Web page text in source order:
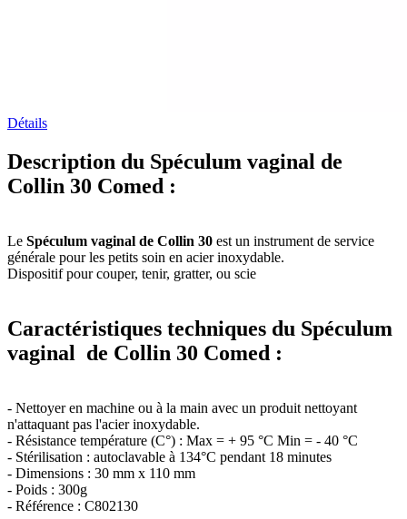
Détails
Description du Spéculum vaginal de
Collin 30 Comed :
Le Spéculum vaginal de Collin 30 est un instrument de service
générale pour les petits soin en acier inoxydable.
Dispositif pour couper, tenir, gratter, ou scie
Caractéristiques techniques du Spéculum
vaginal de Collin 30 Comed :
- Nettoyer en machine ou à la main avec un produit nettoyant
n'attaquant pas l'acier inoxydable.
- Résistance température (C°) : Max = + 95 °C Min = - 40 °C
- Stérilisation : autoclavable à 134°C pendant 18 minutes
- Dimensions : 30 mm x 110 mm
- Poids : 300g
- Référence : C802130